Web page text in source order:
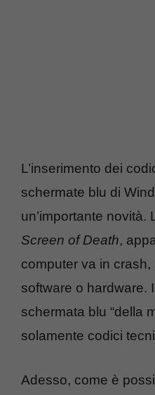
L’inserimento dei
schermate blu di
un’importante novità.
Screen of Death,
computer va in
software o hardware.
schermata blu “della
solamente codici
Adesso, come è